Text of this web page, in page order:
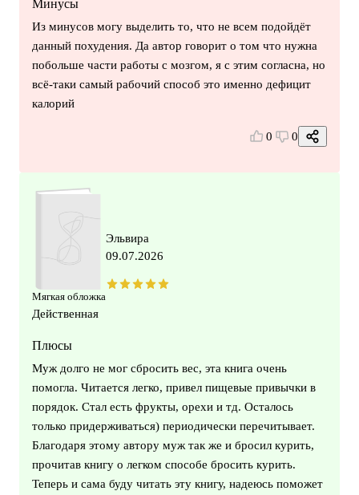
Минусы
Из минусов могу выделить то, что не всем подойдёт
данный похудения. Да автор говорит о том что нужна
побольше части работы с мозгом, я с этим согласна, но
всё-таки самый рабочий способ это именно дефицит
калорий
0 0
Мягкая обложка
Эльвира
09.07.2026
Действенная
Плюсы
Муж долго не мог сбросить вес, эта книга очень
помогла. Читается легко, привел пищевые привычки в
порядок. Стал есть фрукты, орехи и тд. Осталось
только придерживаться) периодически перечитывает.
Благодаря этому автору муж так же и бросил курить,
прочитав книгу о легком способе бросить курить.
Теперь и сама буду читать эту книгу, надеюсь поможет